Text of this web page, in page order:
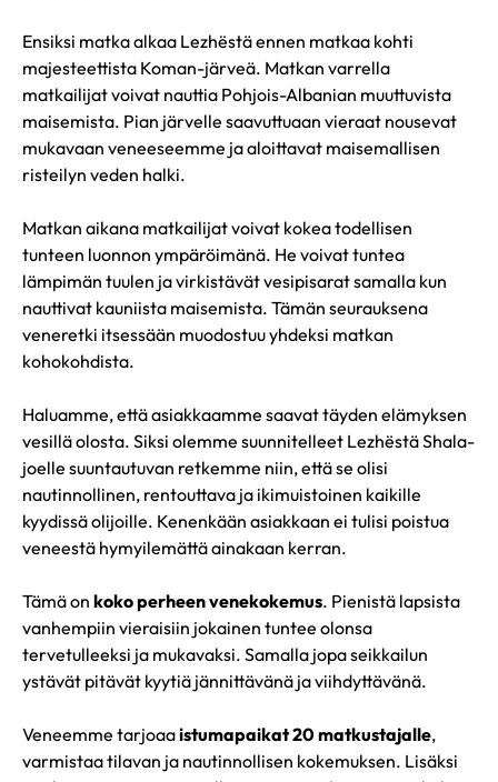
Ensiksi matka alkaa Lezhëstä ennen matkaa kohti
majesteettista Koman-järveä. Matkan varrella
matkailijat voivat nauttia Pohjois-Albanian muuttuvista
maisemista. Pian järvelle saavuttuaan vieraat nousevat
mukavaan veneeseemme ja aloittavat maisemallisen
risteilyn veden halki.
Matkan aikana matkailijat voivat kokea todellisen
tunteen luonnon ympäröimänä. He voivat tuntea
lämpimän tuulen ja virkistävät vesipisarat samalla kun
nauttivat kauniista maisemista. Tämän seurauksena
veneretki itsessään muodostuu yhdeksi matkan
kohokohdista.
Haluamme, että asiakkaamme saavat täyden elämyksen
vesillä olosta. Siksi olemme suunnitelleet Lezhëstä Shala-
joelle suuntautuvan retkemme niin, että se olisi
nautinnollinen, rentouttava ja ikimuistoinen kaikille
kyydissä olijoille. Kenenkään asiakkaan ei tulisi poistua
veneestä hymyilemättä ainakaan kerran.
Tämä on koko perheen venekokemus. Pienistä lapsista
vanhempiin vieraisiin jokainen tuntee olonsa
tervetulleeksi ja mukavaksi. Samalla jopa seikkailun
ystävät pitävät kyytiä jännittävänä ja viihdyttävänä.
Veneemme tarjoaaistumapaikat 20 matkustajalle,
varmistaa tilavan ja nautinnollisen kokemuksen. Lisäksi